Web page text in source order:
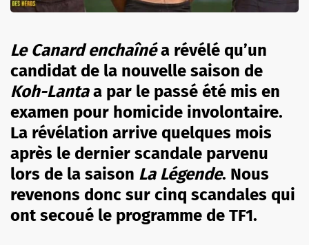
Le Canard enchaînéa révélé qu’un
candidat de la nouvelle saison de
Koh-Lantaa par le passé été mis en
examen pour homicide involontaire.
La révélation arrive quelques mois
après le dernier scandale parvenu
lors de la saison La Légende. Nous
revenons donc sur cinq scandales qui
ont secoué le programme de TF1.